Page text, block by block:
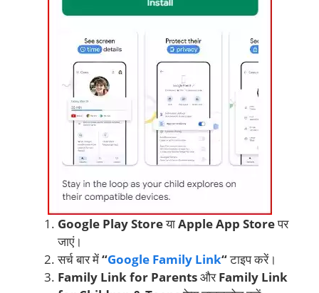
Google Play StoreयाApple App Storeपर
जाएं।
सर्च बार में“Google Family Link“टाइप करें।
Family Link for ParentsऔरFamily Link